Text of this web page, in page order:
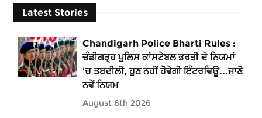
Latest Stories
Chandigarh Police Bharti Rules :
ਚੰਡੀਗੜ੍ਹ ਪੁਲਿਸ ਕਾਂਸਟੇਬਲ ਭਰਤੀ ਦੇ ਨਿਯਮਾਂ
'ਚ ਤਬਦੀਲੀ, ਹੁਣ ਨਹੀਂ ਹੋਵੇਗੀ ਇੰਟਰਵਿਊ...ਜਾਣੋ
ਨਵੇਂ ਨਿਯਮ
August 6th 2026